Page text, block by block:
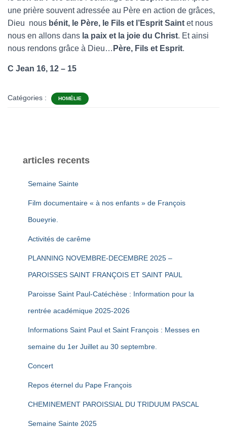
une prière souvent adressée au Père en action de grâces,
Dieu nous bénit, le Père, le Fils et l’Esprit Saint et nous
nous en allons dans la paix et la joie du Christ. Et ainsi
nous rendons grâce à Dieu… Père, Fils et Esprit.
C Jean 16, 12 – 15
Catégories : HOMÉLIE
articles recents
Semaine Sainte
Film documentaire « à nos enfants » de François
Boueyrie.
Activités de carême
PLANNING NOVEMBRE-DECEMBRE 2025 –
PAROISSES SAINT FRANÇOIS ET SAINT PAUL
Paroisse Saint Paul-Catéchèse : Information pour la
rentrée académique 2025-2026
Informations Saint Paul et Saint François : Messes en
semaine du 1er Juillet au 30 septembre.
Concert
Repos éternel du Pape François
CHEMINEMENT PAROISSIAL DU TRIDUUM PASCAL
Semaine Sainte 2025